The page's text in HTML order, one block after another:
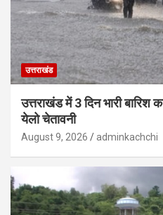
उत्तराखंड
उत्तराखंड में 3 दिन भारी
येलो चेतावनी
August 9, 2026 adminkachchi